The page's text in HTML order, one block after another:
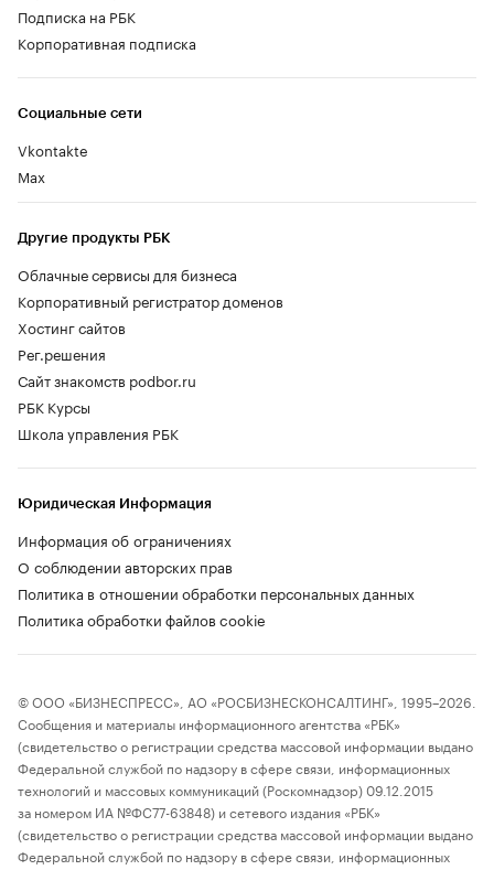
Социальные сети
Vkontakte
Max
Другие продукты РБК
Облачные сервисы для бизнеса
Корпоративный регистратор доменов
Хостинг сайтов
Рег.решения
Сайт знакомств podbor.ru
РБК Курсы
Школа управления РБК
Подписка на РБК
Корпоративная подписка
Юридическая Информация
Информация об ограничениях
О соблюдении авторских прав
Политика в отношении обработки персональных данных
Политика обработки файлов cookie
© ООО «БИЗНЕСПРЕСС», АО «РОСБИЗНЕСКОНСАЛТИНГ», 1995–2026.
Сообщения и материалы информационного агентства «РБК»
(свидетельство о регистрации средства массовой информации выдано
Федеральной службой по надзору в сфере связи, информационных
технологий и массовых коммуникаций (Роскомнадзор) 09.12.2015
за номером ИА №ФС77-63848) и сетевого издания «РБК»
(свидетельство о регистрации средства массовой информации выдано
Федеральной службой по надзору в сфере связи, информационных